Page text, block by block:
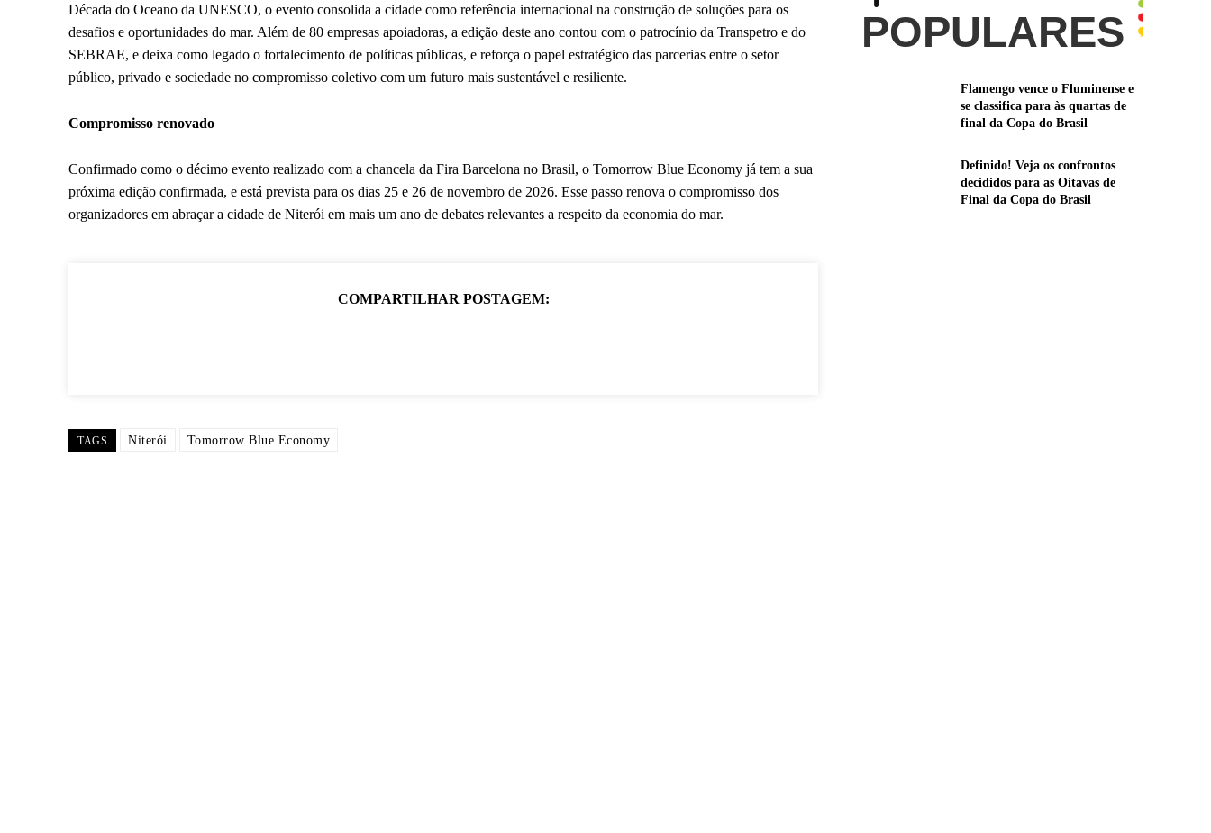
Década do Oceano da UNESCO, o evento consolida a cidade como referência internacional na construção de soluções para os
desafios e oportunidades do mar. Além de 80 empresas apoiadoras, a edição deste ano contou com o patrocínio da Transpetro e do
SEBRAE, e deixa como legado o fortalecimento de políticas públicas, e reforça o papel estratégico das parcerias entre o setor
público, privado e sociedade no compromisso coletivo com um futuro mais sustentável e resiliente.
Compromisso renovado
Confirmado como o décimo evento realizado com a chancela da Fira Barcelona no Brasil, o Tomorrow Blue Economy já tem a sua
próxima edição confirmada, e está prevista para os dias 25 e 26 de novembro de 2026. Esse passo renova o compromisso dos
organizadores em abraçar a cidade de Niterói em mais um ano de debates relevantes a respeito da economia do mar.
COMPARTILHAR POSTAGEM:
TAGS Niterói Tomorrow Blue Economy
POPULARES
Flamengo vence o Fluminense e
se classifica para às quartas de
final da Copa do Brasil
Definido! Veja os confrontos
decididos para as Oitavas de
Final da Copa do Brasil